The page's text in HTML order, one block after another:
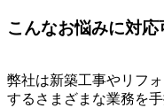
こんなお悩みに対応
弊社は新築工事やリフ
するさまざまな業務を手